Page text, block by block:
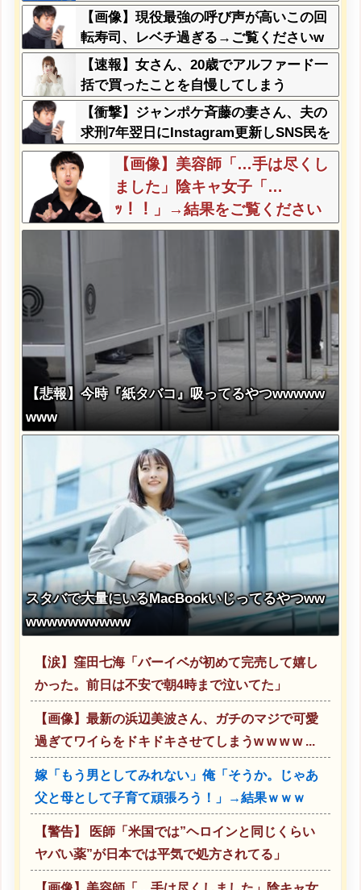
【画像】現役最強の呼び声が高いこの回
転寿司、レベチ過ぎる→ご覧くださいw
w w w w w w
【速報】女さん、20歳でアルファード一
括で買ったことを自慢してしまう
【衝撃】ジャンポケ斉藤の妻さん、夫の
求刑7年翌日にInstagram更新しSNS民を
ザワつかせてしまう…
【画像】美容師「…手は尽くし
ました」陰キャ女子「…
ｯ！！」→結果をご覧ください
w w w w w w w w
【悲報】今時『紙タバコ』吸ってるやつwwwww
www
スタバで大量にいるMacBookいじってるやつww
wwwwwwwwww
【涙】窪田七海「バーイベが初めて完売して嬉し
かった。前日は不安で朝4時まで泣いてた」
【画像】最新の浜辺美波さん、ガチのマジで可愛
過ぎてワイらをドキドキさせてしまうw w w w ...
嫁「もう男としてみれない」俺「そうか。じゃあ
父と母として子育て頑張ろう！」→結果ｗｗｗ
【警告】 医師「米国では”ヘロインと同じくらい
ヤバい薬”が日本では平気で処方されてる」